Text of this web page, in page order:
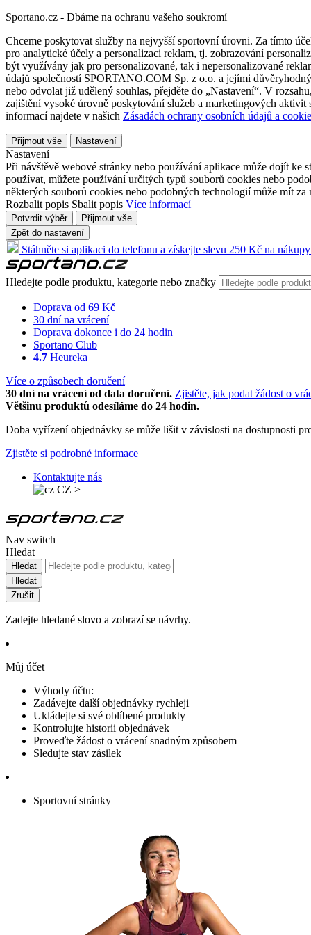
Sportano.cz - Dbáme na ochranu vašeho soukromí
Chceme poskytovat služby na nejvyšší sportovní úrovni. Za tímto
pro analytické účely a personalizaci reklam, tj. zobrazování
být využívány jak pro personalizované, tak i nepersonalizované
údajů společností SPORTANO.COM Sp. z o.o. a jejími
nebo odvolat již udělený souhlas, přejděte do „Nastavení“. V
zajištění vysoké úrovně poskytování služeb a marketingových
informací najdete v našich Zásadách ochrany osobních údajů a
Přijmout vše Nastavení
Nastavení
Při návštěvě webové stránky nebo používání aplikace může dojít ke
používat, můžete používání určitých typů souborů cookies nebo
některých souborů cookies nebo podobných technologií může mít
Rozbalit popis Sbalit popis Více informací
Potvrdit výběr
Přijmout vše
Zpět do nastavení
Stáhněte si aplikaci do telefonu a získejte slevu 250 Kč na
Hledejte podle produktu, kategorie nebo značky
Doprava od 69 Kč
30 dní na vrácení
Doprava dokonce i do 24 hodin
Sportano Club
4.7 Heureka
Více o způsobech doručení
30 dní na vrácení od data doručení. Zjistěte, jak podat žádost o
Většinu produktů odesíláme do 24 hodin.
Doba vyřízení objednávky se může lišit v závislosti na dostupnosti
Zjistěte si podrobné informace
Kontaktujte nás
CZ >
Nav switch
Hledat
Hledat
Hledat
Zrušit
Zadejte hledané slovo a zobrazí se návrhy.
Můj účet
Výhody účtu:
Zadávejte další objednávky rychleji
Ukládejte si své oblíbené produkty
Kontrolujte historii objednávek
Proveďte žádost o vrácení snadným způsobem
Sledujte stav zásilek
Sportovní stránky